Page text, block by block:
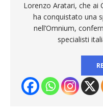
Lorenzo Aratari, che ai
ha conquistato una
nell’Omnium,
specialisti